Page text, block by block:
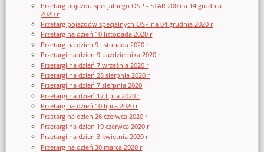
Przetarg pojazdu specjalnego OSP - STAR 200 na 14 grudnia
2020 r
Przetarg pojazdów specjalnych OSP na 04 grudnia 2020 r
Przetarg na dzień 10 listopada 2020 r
Przetarg na dzień 9 listopada 2020 r
Przetargi na dzień 9 października 2020 r
Przetargi na dzień 7 września 2020 r
Przetargi na dzień 28 sierpnia 2020 r
Przetargi na dzień 7 sierpnia 2020
Przetargi na dzień 17 lipca 2020 r
Przetarg na dzień 10 lipca 2020 r
Przetarg na dzień 26 czerwca 2020 r
Przetargi na dzień 19 czerwca 2020 r
Przetargi na dzień 3 kwietnia 2020 r
Przetarg na dzień 30 marca 2020 r